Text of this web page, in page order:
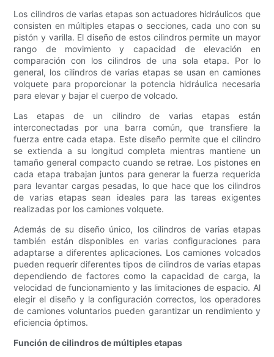
Los cilindros de varias etapas son actuadores hidráulicos que
consisten en múltiples etapas o secciones, cada uno con su
pistón y varilla. El diseño de estos cilindros permite un mayor
rango de movimiento y capacidad de elevación en
comparación con los cilindros de una sola etapa. Por lo
general, los cilindros de varias etapas se usan en camiones
volquete para proporcionar la potencia hidráulica necesaria
para elevar y bajar el cuerpo de volcado.
Las etapas de un cilindro de varias etapas están
interconectadas por una barra común, que transfiere la
fuerza entre cada etapa. Este diseño permite que el cilindro
se extienda a su longitud completa mientras mantiene un
tamaño general compacto cuando se retrae. Los pistones en
cada etapa trabajan juntos para generar la fuerza requerida
para levantar cargas pesadas, lo que hace que los cilindros
de varias etapas sean ideales para las tareas exigentes
realizadas por los camiones volquete.
Además de su diseño único, los cilindros de varias etapas
también están disponibles en varias configuraciones para
adaptarse a diferentes aplicaciones. Los camiones volcados
pueden requerir diferentes tipos de cilindros de varias etapas
dependiendo de factores como la capacidad de carga, la
velocidad de funcionamiento y las limitaciones de espacio. Al
elegir el diseño y la configuración correctos, los operadores
de camiones voluntarios pueden garantizar un rendimiento y
eficiencia óptimos.
Función de cilindros de múltiples etapas